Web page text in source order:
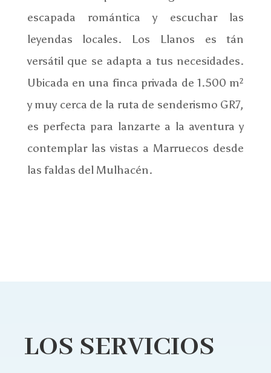
escapada romántica y escuchar las
leyendas locales. Los Llanos es tán
versátil que se adapta a tus necesidades.
Ubicada en una finca privada de 1.500 m²
y muy cerca de la ruta de senderismo GR7,
es perfecta para lanzarte a la aventura y
contemplar las vistas a Marruecos desde
las faldas del Mulhacén.
LOS SERVICIOS